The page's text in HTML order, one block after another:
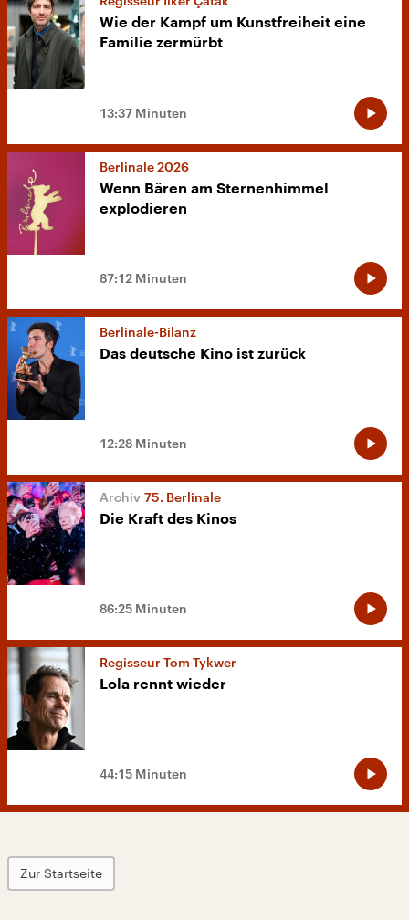
Wie der Kampf um Kunstfreiheit eine
Familie zermürbt
13:37 Minuten
Berlinale 2026
Wenn Bären am Sternenhimmel
explodieren
87:12 Minuten
Berlinale-Bilanz
Das deutsche Kino ist zurück
12:28 Minuten
75. Berlinale
Die Kraft des Kinos
86:25 Minuten
Regisseur Tom Tykwer
Lola rennt wieder
44:15 Minuten
Zur Startseite